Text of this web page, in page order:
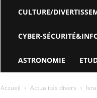
CULTURE/
CYBER-
ASTRONOMIE
Accueil Actualités divers